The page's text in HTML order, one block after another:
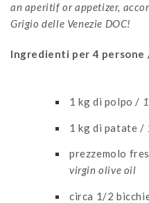
an aperitif or appetizer,
Grigio delle Venezie DOC!
Ingredienti per 4 persone
1 kg di polpo /
1 kg di patate /
prezzemolo
virgin olive oil
circa 1/2